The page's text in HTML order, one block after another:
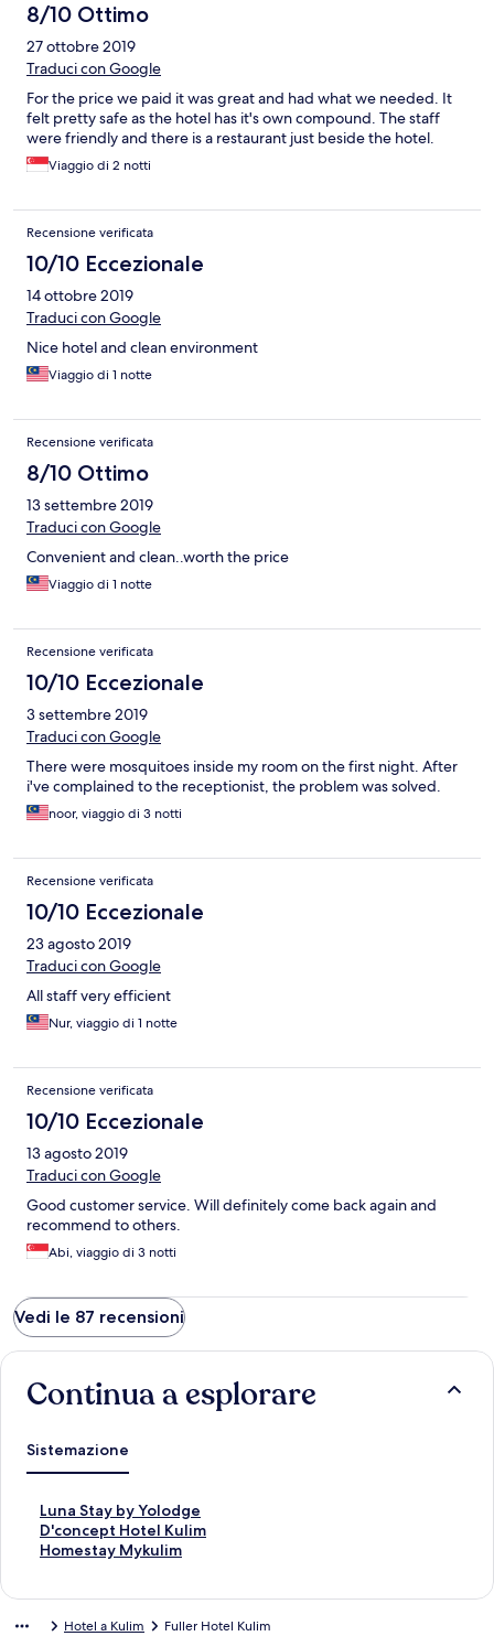
8/10 Ottimo
27 ottobre 2019
Traduci con Google
For the price we paid it was great and had what we needed. It
felt pretty safe as the hotel has it's own compound. The staff
were friendly and there is a restaurant just beside the hotel.
Viaggio di 2 notti
Recensione verificata
10/10 Eccezionale
14 ottobre 2019
Traduci con Google
Nice hotel and clean environment
Viaggio di 1 notte
Recensione verificata
8/10 Ottimo
13 settembre 2019
Traduci con Google
Convenient and clean..worth the price
Viaggio di 1 notte
Recensione verificata
10/10 Eccezionale
3 settembre 2019
Traduci con Google
There were mosquitoes inside my room on the first night. After
i've complained to the receptionist, the problem was solved.
noor, viaggio di 3 notti
Recensione verificata
10/10 Eccezionale
23 agosto 2019
Traduci con Google
All staff very efficient
Nur, viaggio di 1 notte
Recensione verificata
10/10 Eccezionale
13 agosto 2019
Traduci con Google
Good customer service. Will definitely come back again and
recommend to others.
Abi, viaggio di 3 notti
Vedi le 87 recensioni
Continua a esplorare
Sistemazione
Luna Stay by Yolodge
L
i
n
D'concept Hotel Kulim
L
iHomestay Mykulim
L
Hotel a Kulim Fuller Hotel Kulim